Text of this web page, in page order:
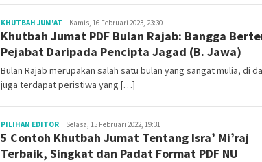
KHUTBAH JUM'AT Redaksi
Kamis, 16 Februari 2023, 23:30
Khutbah Jumat PDF Bulan Rajab: Bangga
Pejabat Daripada Pencipta Jagad (B. Jawa)
Bulan Rajab merupakan salah satu bulan yang sangat mulia, di
juga terdapat peristiwa yang […]
PILIHAN EDITORRedaksi
Selasa, 15 Februari 2022, 19:31
5 Contoh Khutbah Jumat Tentang Isra’ Mi’raj
Terbaik, Singkat dan Padat Format PDF NU